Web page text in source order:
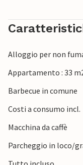
sono molte feste e
Alloggio per non
Appartamento : 33
Barbecue in comune
Costi a consumo incl.
Macchina da caffè
Parcheggio in loco/